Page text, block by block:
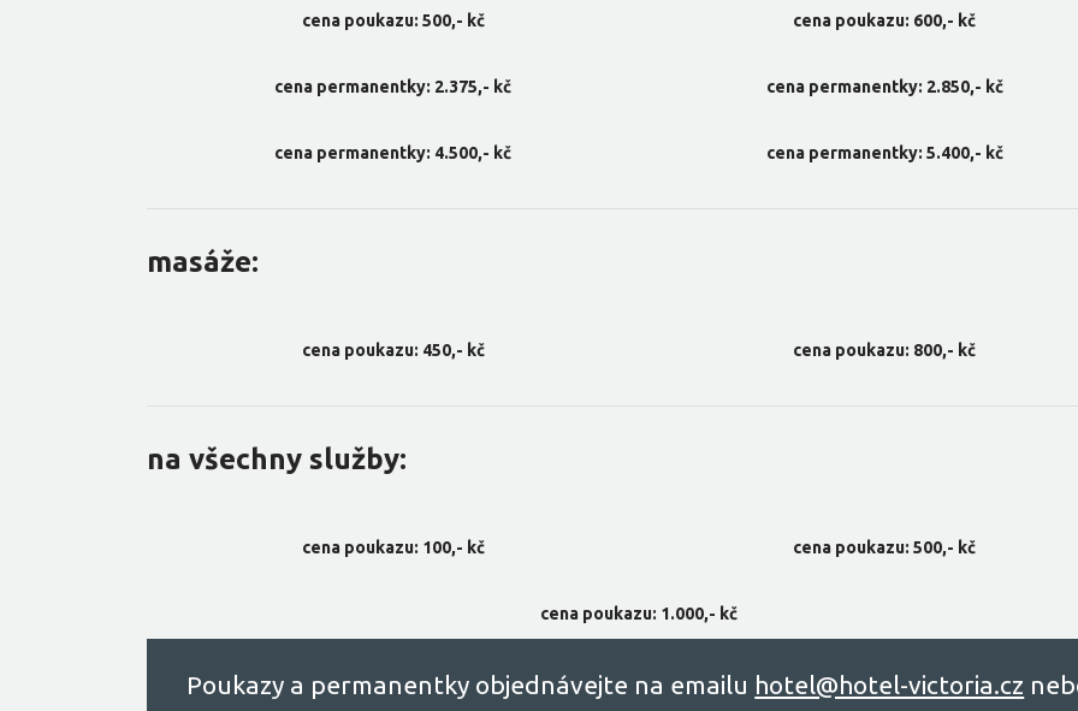
cena poukazu: 500,- kč cena poukazu: 600,- kč
cena permanentky: 2.375,- kč cena permanentky: 2.850,- kč
cena permanentky: 4.500,- kč cena permanentky: 5.400,- kč
masáže:
cena poukazu: 450,- kč cena poukazu: 800,- kč
na všechny služby:
cena poukazu: 100,- kč cena poukazu: 500,- kč
cena poukazu: 1.000,- kč
Poukazy a permanentky objednávejte na emailu hоtel@hоtel-victоriа.cz